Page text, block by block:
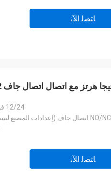
ﺎﺘﺼﻟ ﺍﻶﻧ
12/24 فولت تيار مستمر
NO/NC اتصال جاف (إعدادات المصنع ليست اتصال جاف)
ﺎﺘﺼﻟ ﺍﻶﻧ